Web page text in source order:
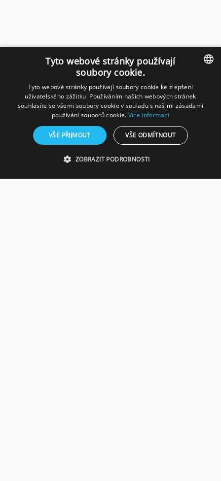
CZECH
GERMAN
Tyto webové stránky používají
soubory cookie.
Tyto webové stránky používají soubory cookie ke zlepšení
uživatelského zážitku. Používáním našich webových stránek
souhlasíte se všemi soubory cookie v souladu s našimi zásadami
používání souborů cookie. Více informací
VŠE PŘIJMOUT VŠE ODMÍTNOUT
ZOBRAZIT PODROBNOSTI